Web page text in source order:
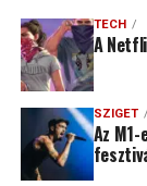
TECH
A
SZIGET
Az